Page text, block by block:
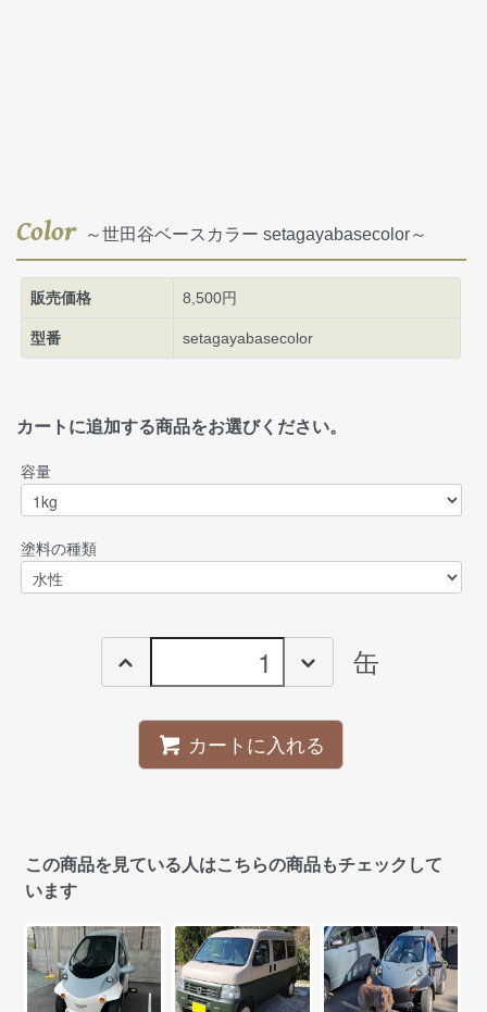
Color～世田谷ベースカラー setagayabasecolor～
販売価格 8,500円
型番 setagayabasecolor
カートに追加する商品をお選びください。
容量
塗料の種類
缶
カートに入れる
この商品を見ている人はこちらの商品もチェックして
います